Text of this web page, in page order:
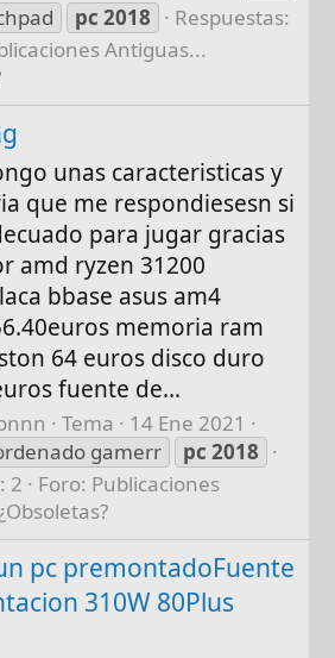
pc 2018
Respuestas:
Antiguas...
unas caracteristicas y
que me respondiesesn si
para jugar gracias
amd ryzen 31200
bbase asus am4
memoria ram
64 euros disco duro
fuente de...
Tema
14 Ene 2021
gamerr pc 2018
2
Foro: Publicaciones
pc premontadoFuente
310W 80Plus